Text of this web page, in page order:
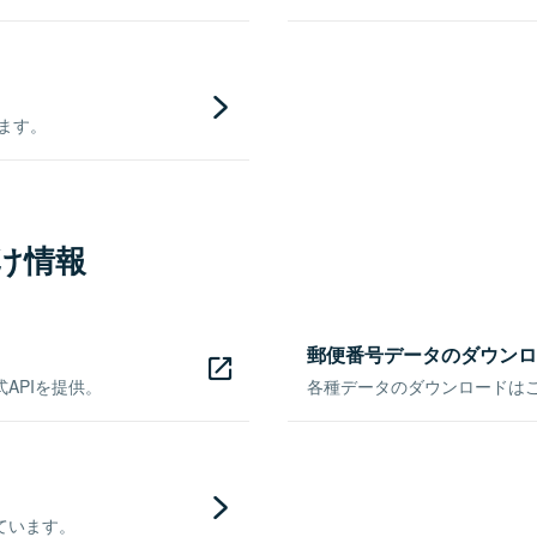
。
情報
を提供。
郵便番号データのダウン
各種データのダウンロードは
ます。